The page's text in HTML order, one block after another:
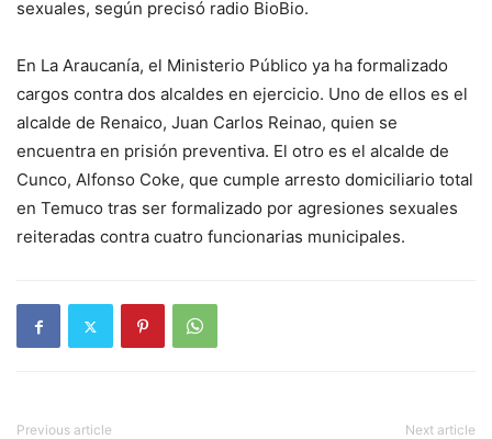
sexuales, según precisó radio BioBio.
En La Araucanía, el Ministerio Público ya ha formalizado
cargos contra dos alcaldes en ejercicio. Uno de ellos es el
alcalde de Renaico, Juan Carlos Reinao, quien se
encuentra en prisión preventiva. El otro es el alcalde de
Cunco, Alfonso Coke, que cumple arresto domiciliario total
en Temuco tras ser formalizado por agresiones sexuales
reiteradas contra cuatro funcionarias municipales.
Previous article Next article